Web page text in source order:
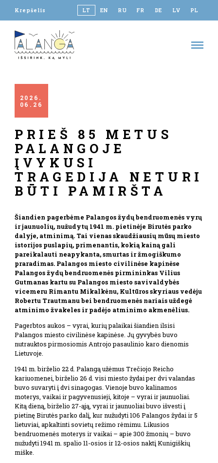
Krepšelis LT EN RU FR DE LV PL
PRIEŠ 85 METUS
PALANGOJE
ĮVYKUSI
TRAGEDIJA NETURI
BŪTI PAMIRŠTA
2026
06
26
Šiandien pagerbėme Palangos žydų bendruomenės vyrų
ir jaunuolių, nužudytų 1941 m. pietinėje Birutės parko
dalyje, atminimą. Tai vienas skaudžiausių mūsų miesto
istorijos puslapių, primenantis, kokią kainą gali
pareikalauti neapykanta, smurtas ir žmogiškumo
praradimas. Palangos miesto civilinėse kapinėse
Palangos žydų bendruomenės pirmininkas Vilius
Gutmanas kartu su Palangos miesto savivaldybės
vicemeru Rimantu Mikalkėnu, Kultūros skyriaus vedėju
Robertu Trautmanu bei bendruomenės nariais uždegė
atminimo žvakeles ir padėjo atminimo akmenėlius.
Pagerbtos aukos – vyrai, kurių palaikai šiandien ilsisi
Palangos miesto civilinėse kapinėse. Jų gyvybės buvo
nutrauktos pirmosiomis Antrojo pasaulinio karo dienomis
Lietuvoje.
1941 m. birželio 22 d. Palangą užėmus Trečiojo Reicho
kariuomenei, birželio 26 d. visi miesto žydai per dvi valandas
buvo suvaryti į dvi sinagogas. Vienoje buvo kalinamos
moterys, vaikai ir pagyvenusieji, kitoje – vyrai ir jaunuoliai.
Kitą dieną, birželio 27-ąją, vyrai ir jaunuoliai buvo išvesti į
pietinę Birutės parko dalį, kur nužudyti 106 Palangos žydai ir 5
lietuviai, apkaltinti sovietų režimo rėmimu. Likusios
bendruomenės moterys ir vaikai – apie 300 žmonių – buvo
nužudyti 1941 m. spalio 11-osios ir 12-osios naktį Kunigiškių
miške.